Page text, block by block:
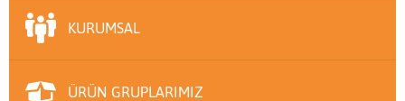
KURUMSAL
ÜRÜN GRUPLARIMIZ